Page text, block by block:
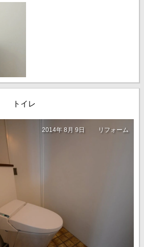
トイレ
2014年 8月 9日 リフォーム